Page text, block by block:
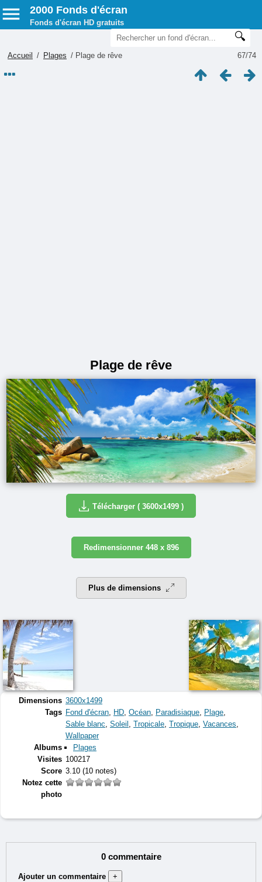
2000 Fonds d'écran
Fonds d'écran HD gratuits
67/74
Accueil / Plages / Plage de rêve
Plage de rêve
Télécharger ( 3600x1499 )
Redimensionner 448 x 896
Plus de dimensions
Dimensions 3600x1499
Tags Fond d'écran, HD, Océan, Paradisiaque, Plage,
Sable blanc, Soleil , Tropicale, Tropique, Vacances,
Wallpaper
Albums
Plages
Visites 100217
Score 3.10 (10 notes)
Notez cette
photo
0 commentaire
Ajouter un commentaire
+